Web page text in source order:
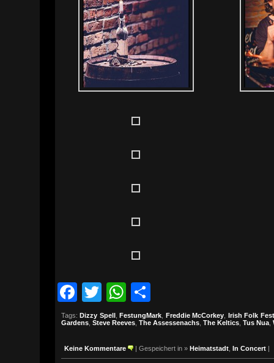
Facebook
TwitterWhatsApp
Tags:Dizzy Spell,FestungMark Freddie McCorkey Irish Folk
Gardens Steve Reeves The Assessenachs The Keltics Tus Nua
Keine Kommentare | Gespeichert in » Heimatstadt In Concert |